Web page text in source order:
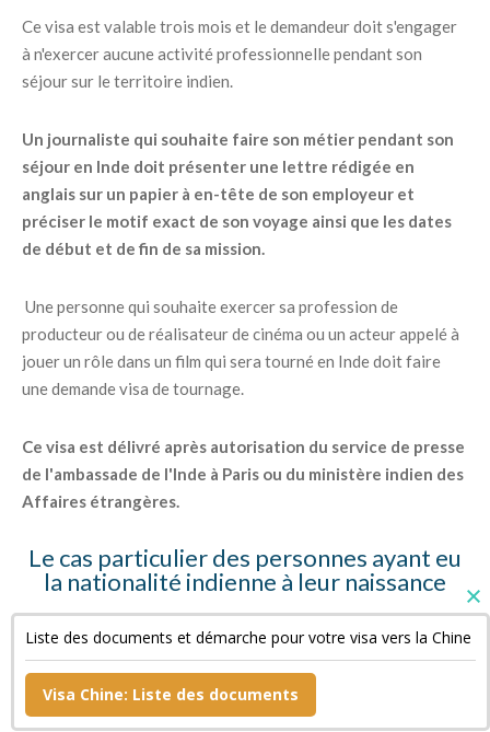
Ce visa est valable trois mois et le demandeur doit s'engager
à n'exercer aucune activité professionnelle pendant son
séjour sur le territoire indien.
Un journaliste qui souhaite faire son métier pendant son
séjour en Inde doit présenter une lettre rédigée en
anglais sur un papier à en-tête de son employeur et
préciser le motif exact de son voyage ainsi que les dates
de début et de fin de sa mission.
Une personne qui souhaite exercer sa profession de
producteur ou de réalisateur de cinéma ou un acteur appelé à
jouer un rôle dans un film qui sera tourné en Inde doit faire
une demande visa de tournage.
Ce visa est délivré après autorisation du service de presse
de l'ambassade de l'Inde à Paris ou du ministère indien des
Affaires étrangères.
Le cas particulier des personnes ayant eu
la nationalité indienne à leur naissance
Ces personnes doivent fournir des copies de leur « Surrender
Certificate » et de leur passeport indien annulé ainsi qu'une
déclaration sur l'honneur.
Liste des documents et démarche pour votre visa vers la Chine
Visa Chine: Liste des documents